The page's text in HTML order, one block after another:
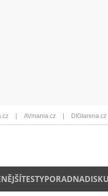
AVmania.cz DIGIarena.cz
TESTYPORADNA